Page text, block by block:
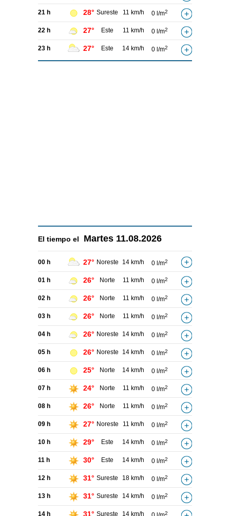
21 h 28° Sureste 11 km/h 0 l/m2
22 h 27° Este 11 km/h 0 l/m2
23 h 27° Este 14 km/h 0 l/m2
El tiempo el Martes 11.08.2026
00 h 27° Noreste 14 km/h 0 l/m2
01 h 26° Norte 11 km/h 0 l/m2
02 h 26° Norte 11 km/h 0 l/m2
03 h 26° Norte 11 km/h 0 l/m2
04 h 26° Noreste 14 km/h 0 l/m2
05 h 26° Noreste 14 km/h 0 l/m2
06 h 25° Norte 14 km/h 0 l/m2
07 h 24° Norte 11 km/h 0 l/m2
08 h 26° Norte 11 km/h 0 l/m2
09 h 27° Noreste 11 km/h 0 l/m2
10 h 29° Este 14 km/h 0 l/m2
11 h 30° Este 14 km/h 0 l/m2
12 h 31° Sureste 18 km/h 0 l/m2
13 h 31° Sureste 14 km/h 0 l/m2
14 h 31° Sureste 14 km/h 2